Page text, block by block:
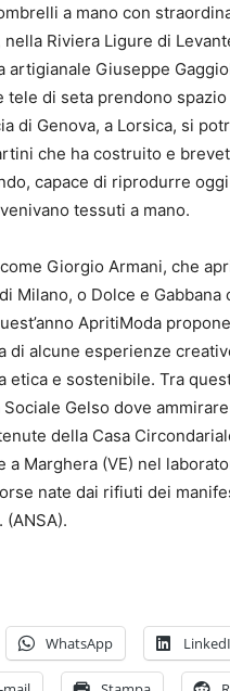
a mano con
nella Riviera Ligure di
artigianale Giuseppe
tele di seta prendono
di Genova, a Lorsica, si
che ha costruito e
capace di riprodurre
tessuti a mano.
Giorgio Armani, che
Milano, o Dolce e Gabbana
ApritiModa
di alcune esperienze
etica e sostenibile. Tra
Gelso dove
della Casa
a Marghera (VE) nel
nate dai rifiuti dei
WhatsApp